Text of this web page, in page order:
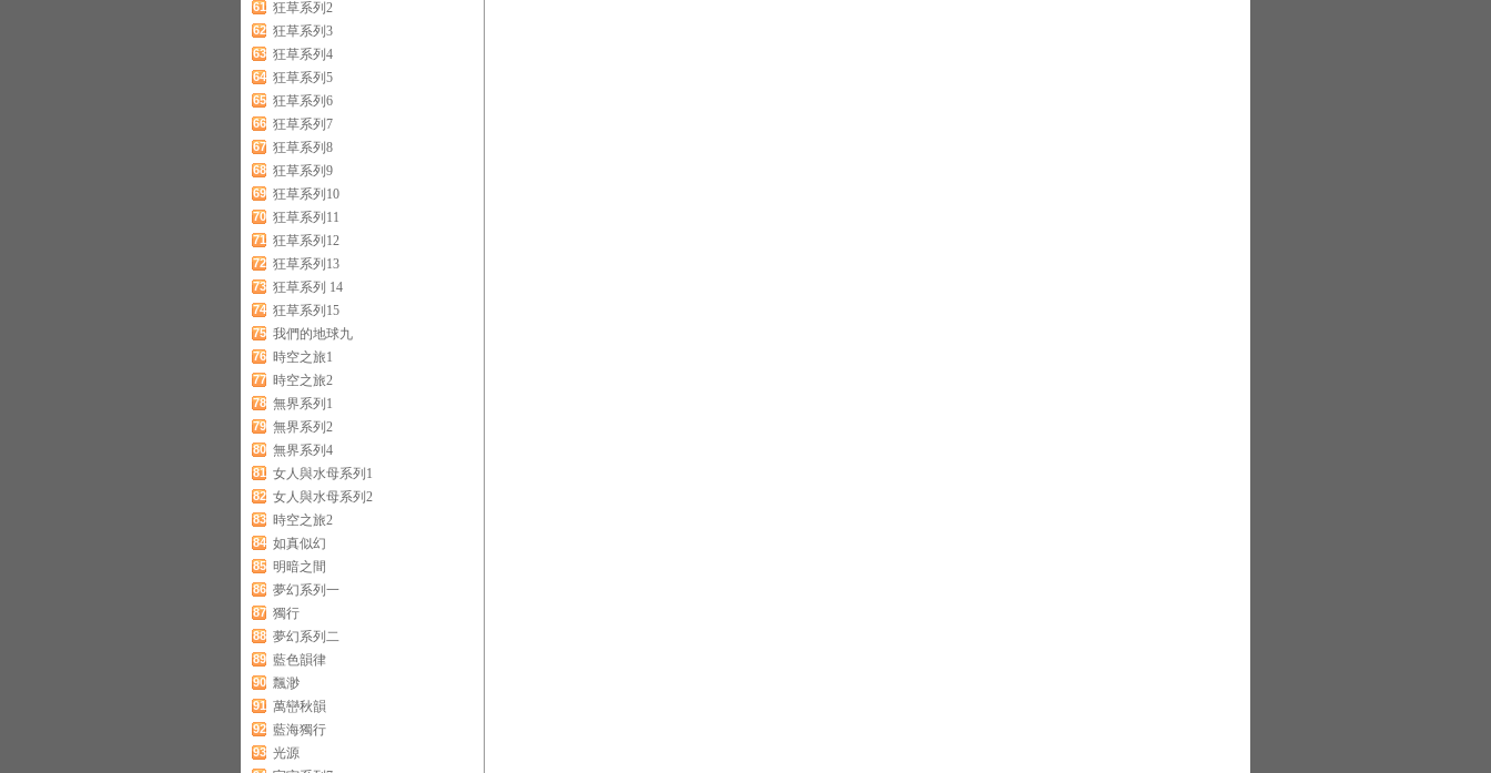
61 狂草系列2
62 狂草系列3
63 狂草系列4
64 狂草系列5
65 狂草系列6
66 狂草系列7
67 狂草系列8
68 狂草系列9
69 狂草系列10
70 狂草系列11
71 狂草系列12
72 狂草系列13
73 狂草系列 14
74 狂草系列15
75 我們的地球九
76 時空之旅1
77 時空之旅2
78 無界系列1
79 無界系列2
80 無界系列4
81 女人與水母系列1
82 女人與水母系列2
83 時空之旅2
84 如真似幻
85 明暗之間
86 夢幻系列一
87 獨行
88 夢幻系列二
89 藍色韻律
90 飄渺
91 萬巒秋韻
92 藍海獨行
93 光源